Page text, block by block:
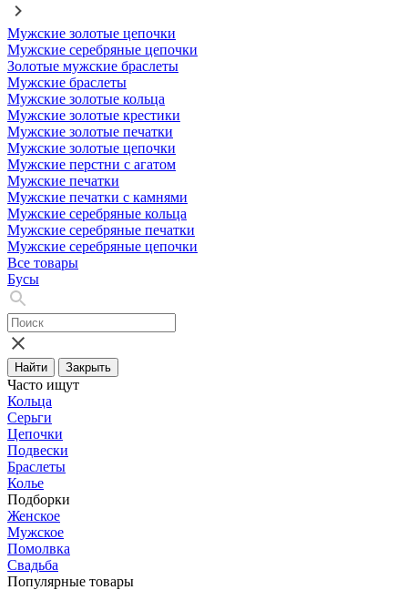
Мужские золотые цепочки
Мужские серебряные цепочки
Золотые мужские браслеты
Мужские браслеты
Мужские золотые кольца
Мужские золотые крестики
Мужские золотые печатки
Мужские золотые цепочки
Мужские перстни с агатом
Мужские печатки
Мужские печатки с камнями
Мужские серебряные кольца
Мужские серебряные печатки
Мужские серебряные цепочки
Все товары
Бусы
Найти Закрыть
Часто ищут
Кольца
Серьги
Цепочки
Подвески
Браслеты
Колье
Подборки
Женское
Мужское
Помолвка
Свадьба
Популярные товары